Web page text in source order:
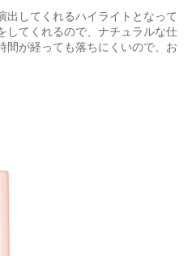
出してくれるハイライトとなって
してくれるので、ナチュラルな仕
間が経っても落ちにくいので、お